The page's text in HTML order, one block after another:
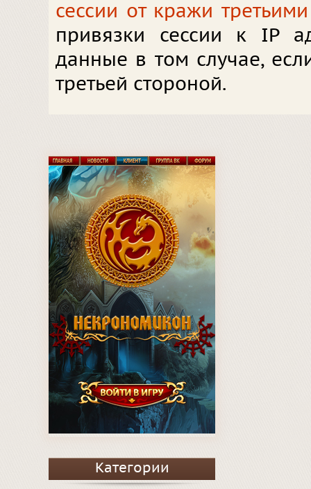
сессии от кражи
привязки сессии к IP
данные в том случае,
третьей стороной.
Категории